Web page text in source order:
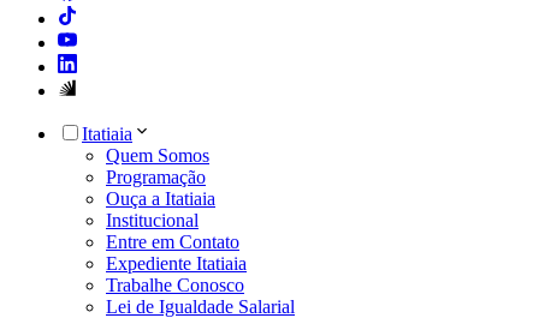
Itatiaia
Quem Somos
Programação
Ouça a Itatiaia
Institucional
Entre em Contato
Expediente Itatiaia
Trabalhe Conosco
Lei de Igualdade Salarial